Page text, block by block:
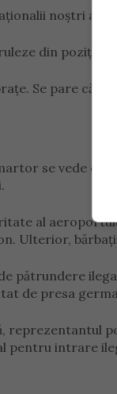
noștri au
din poziția
Se pare că
se vede
al
Ulterior,
pătrundere
de presa
reprezentantul
intrare